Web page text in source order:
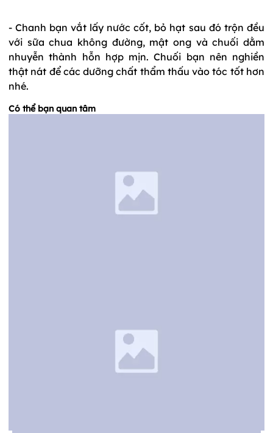
- Chanh bạn vắt lấy nước cốt, bỏ hạt sau đó trộn đều
với sữa chua không đường, mật ong và chuối dằm
nhuyễn thành hỗn hợp mịn. Chuối bạn nên nghiền
thật nát để các dưỡng chất thẩm thấu vào tóc tốt hơn
nhé.
Có thể bạn quan tâm